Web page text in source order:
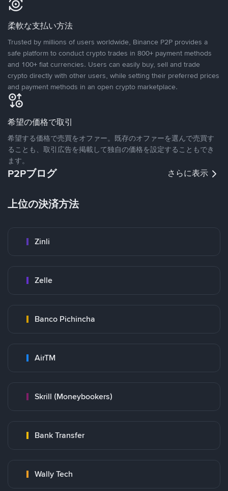
柔軟な支払い方法
Trusted by millions of users worldwide, Binance P2P provides a
safe platform to conduct crypto trades in 800+ payment methods
and 100+ fiat currencies. Users can easily buy, sell and trade
crypto directly with other users, while setting their preferred prices
and payment methods in an open crypto marketplace.
希望の価格で取引
希望する価格で売買をオファー。既存のオファーを選んで売買す
ることも、取引広告を掲載して独自の価格を設定することもでき
ます。
P2Pブログ さらに表示
上位の決済方法
Zinli
Zelle
Banco Pichincha
AirTM
Skrill (Moneybookers)
Bank Transfer
Wally Tech